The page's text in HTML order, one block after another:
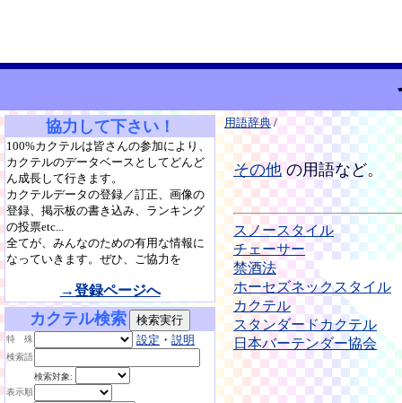
協力して下さい！
100%カクテルは皆さんの参加により、
カクテルのデータベースとしてどんど
ん成長して行きます。
カクテルデータの登録／訂正、画像の
登録、掲示板の書き込み、ランキング
の投票etc...
全てが、みんなのための有用な情報に
なっていきます。ぜひ、ご協力を
→登録ページへ
カクテル検索
特 殊 設定 ・ 説明
検索語
検索対象:
表示順
用語辞典/
その他の用語など。
スノースタイル
チェーサー
禁酒法
ホーセズネックスタイル
カクテル
スタンダードカクテル
日本バーテンダー協会